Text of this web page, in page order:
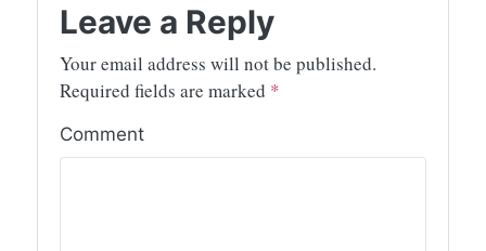
Leave a Reply
Your email address will not be published.
Required fields are marked *
Comment